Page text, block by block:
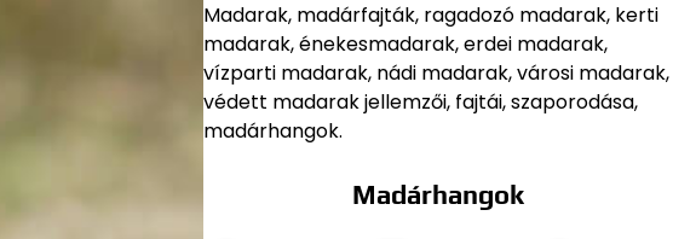
Madarak, madárfajták, ragadozó madarak, kerti
madarak, énekesmadarak, erdei madarak,
vízparti madarak, nádi madarak, városi madarak,
védett madarak jellemzői, fajtái, szaporodása,
madárhangok.
Madárhangok